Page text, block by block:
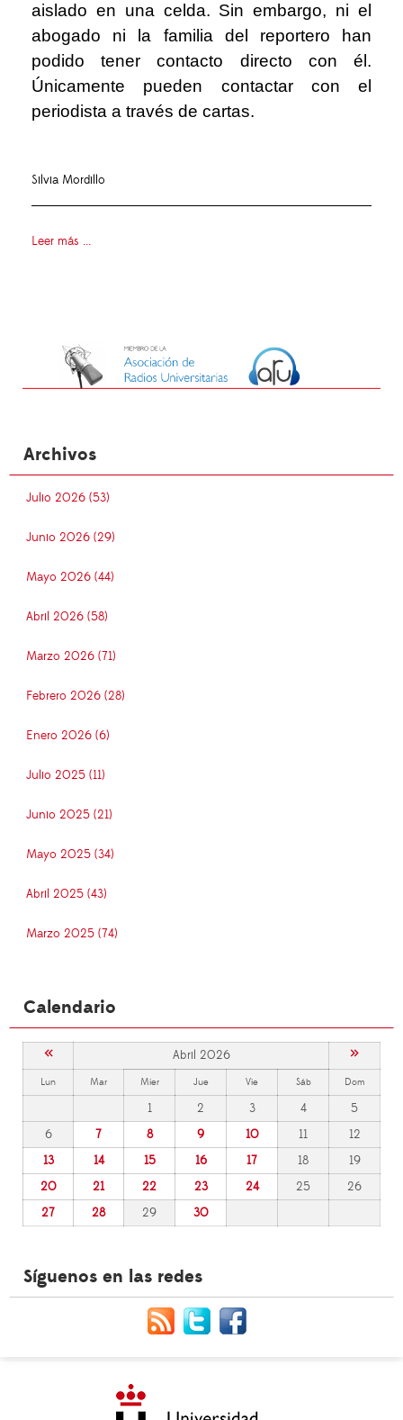
aislado en una celda. Sin embargo, ni el
abogado ni la familia del reportero han
podido tener contacto directo con él.
Únicamente pueden contactar con el
periodista a través de cartas.
Silvia Mordillo
Leer más ...
Archivos
Julio 2026 (53)
Junio 2026 (29)
Mayo 2026 (44)
Abril 2026 (58)
Marzo 2026 (71)
Febrero 2026 (28)
Enero 2026 (6)
Julio 2025 (11)
Junio 2025 (21)
Mayo 2025 (34)
Abril 2025 (43)
Marzo 2025 (74)
Calendario
« Abril 2026 »
Lun Mar Mier Jue Vie Sáb Dom
1 2 3 4
5
6
7 8 9 10 11
12
13
14 15 16 17 18
19
20
21 22 23 24 25
26
27
28 29 30
Síguenos en las redes